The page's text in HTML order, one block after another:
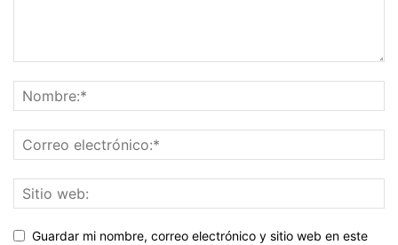
Guardar mi nombre, correo electrónico y sitio web en este